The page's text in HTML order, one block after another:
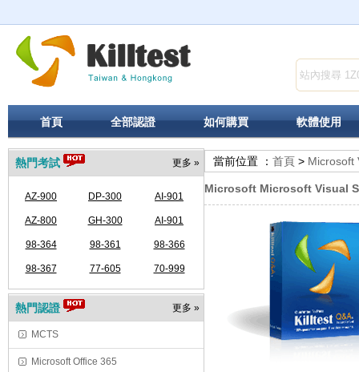
首頁 全部認證 如何購買 軟體使用
更多 »
熱門考試
AZ-900 DP-300 AI-901
AZ-800 GH-300 AI-901
98-364 98-361 98-366
98-367 77-605 70-999
更多 »
熱門認證
MCTS
Microsoft Office 365
當前位置 ： 首頁 > Microsoft
Microsoft Microsoft Visual